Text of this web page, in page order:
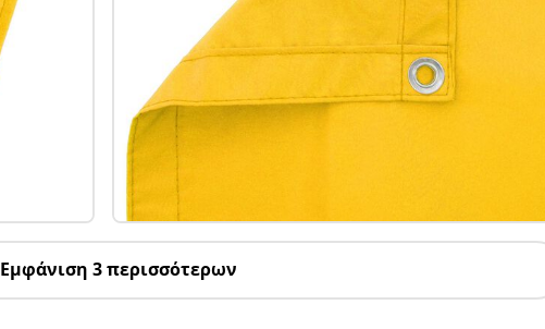
Εμφάνιση 3 περισσότερων